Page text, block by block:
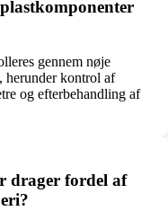
gennem nøje
herunder kontrol af
og efterbehandling af
drager fordel af